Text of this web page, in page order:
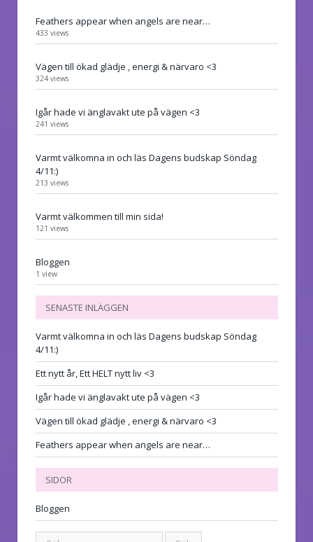
Feathers appear when angels are near…
433 views
Vägen till ökad glädje , energi & närvaro <3
324 views
Igår hade vi änglavakt ute på vägen <3
241 views
Varmt välkomna in och läs Dagens budskap Söndag
4/11:)
213 views
Varmt välkommen till min sida!
121 views
Bloggen
1 view
SENASTE INLÄGGEN
Varmt välkomna in och läs Dagens budskap Söndag
4/11:)
Ett nytt år, Ett HELT nytt liv <3
Igår hade vi änglavakt ute på vägen <3
Vägen till ökad glädje , energi & närvaro <3
Feathers appear when angels are near…
SIDOR
Bloggen